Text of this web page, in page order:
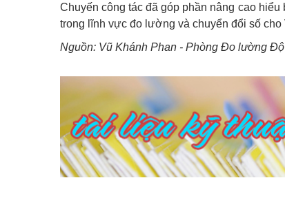
Chuyến công tác đã góp phần nâng cao
trong lĩnh vực đo lường và chuyển đổi số
Nguồn: Vũ Khánh Phan - Phòng Đo lường